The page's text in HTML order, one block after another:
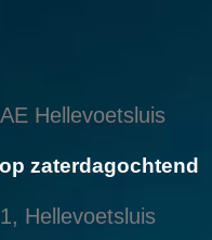
Hellevoetsluis
zaterdagochtend
Hellevoetsluis